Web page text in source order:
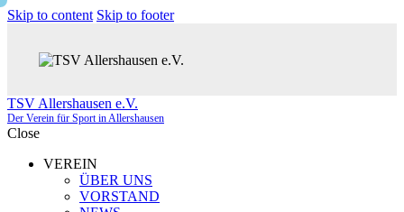
Skip to content Skip to footer
TSV Allershausen e.V.
Der Verein für Sport in Allershausen
Close
VEREIN
ÜBER UNS
VORSTAND